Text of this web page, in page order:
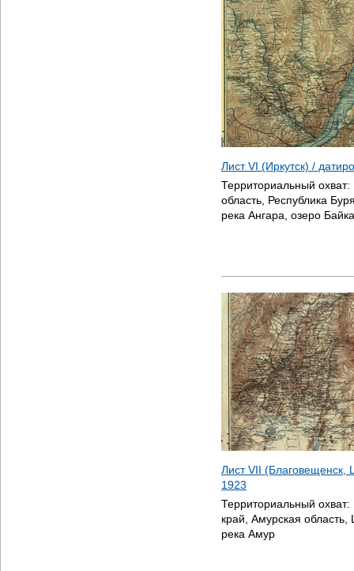
Лист VI (Иркутск) /
Территориальный охват:
область, Республика
река Ангара, озеро
Лист VII (Благовещенск,
1923
Территориальный охват:
край, Амурская
река Амур